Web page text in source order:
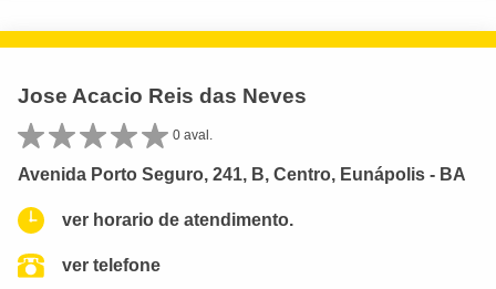
Jose Acacio Reis das Neves
0 aval.
Avenida Porto Seguro, 241, B, Centro, Eunápolis - BA
ver horario de atendimento.
ver telefone